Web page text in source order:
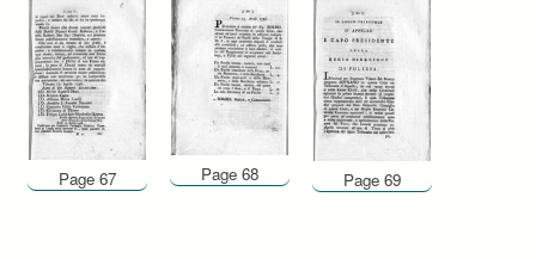
Page 67 Page 68 Page 69